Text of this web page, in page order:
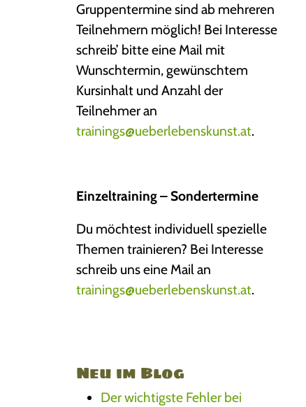
Gruppentermine sind ab mehreren
Teilnehmern möglich! Bei Interesse
schreib’ bitte eine Mail mit
Wunschtermin, gewünschtem
Kursinhalt und Anzahl der
Teilnehmer an
trainings@ueberlebenskunst.at.
Einzeltraining – Sondertermine
Du möchtest individuell spezielle
Themen trainieren? Bei Interesse
schreib uns eine Mail an
trainings@ueberlebenskunst.at.
Neu im Blog
Der wichtigste Fehler bei